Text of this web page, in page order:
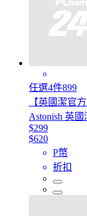
任選4件899
【英國潔官
Astonish 英
$299
$620
P幣
折扣